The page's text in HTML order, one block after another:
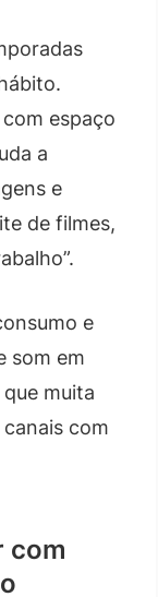
espaço
a
e
de filmes,
e
som em
muita
com
com